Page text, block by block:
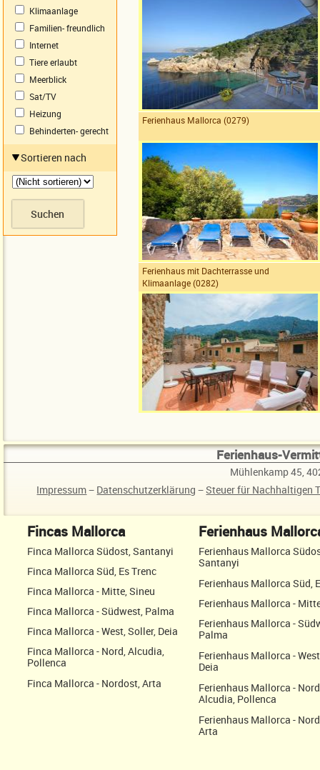
Klimaanlage
Familien- freundlich
Internet
Tiere erlaubt
Meerblick
Sat/TV
Heizung
Behinderten- gerecht
Sortieren nach
Ferienhaus Mallorca (0279)
Ferienhaus mit Dachterrasse und
Klimaanlage (0282)
Ferienhaus-
Mühlenkamp 45,
Impressum− Datenschutzerklärung −Steuer für Nachhaltigen
Fincas Mallorca
Finca Mallorca Südost, Santanyi
Finca Mallorca Süd, Es Trenc
Finca Mallorca - Mitte, Sineu
Finca Mallorca - Südwest, Palma
Finca Mallorca - West, Soller, Deia
Finca Mallorca - Nord, Alcudia,
Pollenca
Finca Mallorca - Nordost, Arta
Ferienhaus
Ferienhaus Mallorca
Santanyi
Ferienhaus Mallorca Süd,
Ferienhaus Mallorca -
Ferienhaus Mallorca -
Palma
Ferienhaus Mallorca -
Deia
Ferienhaus Mallorca -
Alcudia, Pollenca
Ferienhaus Mallorca -
Arta